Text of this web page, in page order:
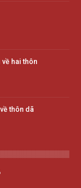
hai thôn
thôn dã